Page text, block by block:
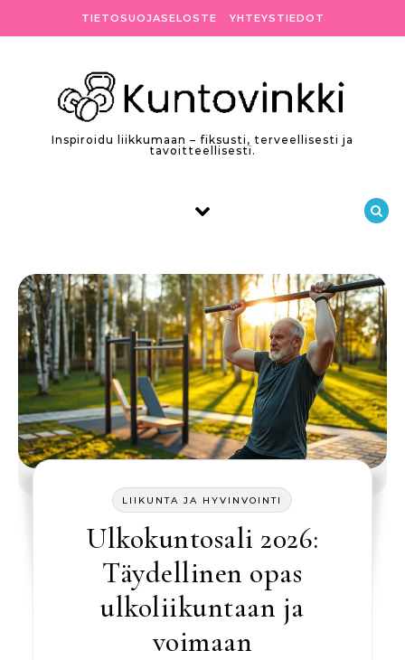
TIETOSUOJASELOSTE YHTEYSTIEDOT
Inspiroidu liikkumaan – fiksusti, terveellisesti ja
tavoitteellisesti.
LIIKUNTA JA HYVINVOINTI
Ulkokuntosali 2026:
Täydellinen opas
ulkoliikuntaan ja
voimaan